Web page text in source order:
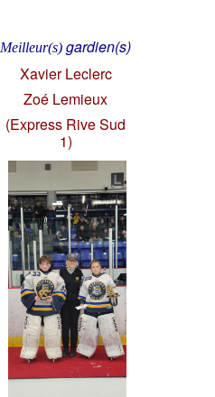
Meilleur(s) gardien(s)
Xavier Leclerc
Zoé Lemieux
(Express Rive Sud
1)